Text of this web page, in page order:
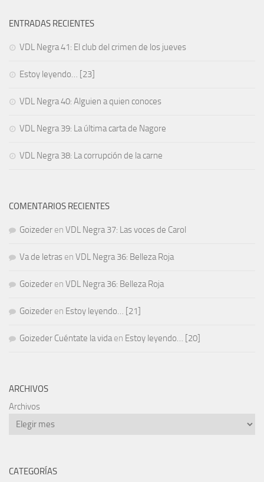
ENTRADAS RECIENTES
VDL Negra 41: El club del crimen de los jueves
Estoy leyendo… [23]
VDL Negra 40: Alguien a quien conoces
VDL Negra 39: La última carta de Nagore
VDL Negra 38: La corrupción de la carne
COMENTARIOS RECIENTES
Goizeder en VDL Negra 37: Las voces de Carol
Va de letras en VDL Negra 36: Belleza Roja
Goizeder en VDL Negra 36: Belleza Roja
Goizeder en Estoy leyendo… [21]
Goizeder Cuéntate la vidaen Estoy leyendo… [20]
ARCHIVOS
Archivos
CATEGORÍAS